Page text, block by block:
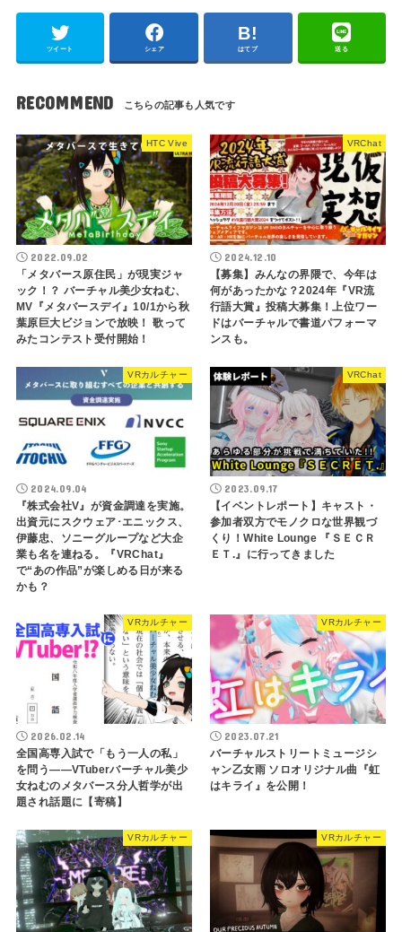
ツイート シェア はてブ 送る
RECOMMEND
HTC Vive
2022.09.02
「メタバース原住民」が現実ジャ
ック！？ バーチャル美少女ねむ、
MV『メタバースデイ』10/1から秋
葉原巨大ビジョンで放映！ 歌って
みたコンテスト受付開始！
VRChat
2024.12.10
【募集】みんなの界隈で、今年は
何があったかな？2024年『VR流
行語大賞』投稿大募集！上位ワー
ドはバーチャルで書道パフォーマ
ンスも。
VRカルチャー
2024.09.04
『株式会社V』が資金調達を実施。
出資元にスクウェア･エニックス、
伊藤忠、ソニーグループなど大企
業も名を連ねる。『VRChat』
で“あの作品”が楽しめる日が来る
かも？
VRChat
2023.09.17
【イベントレポート】キャスト・
参加者双方でモノクロな世界観づ
くり！White Lounge 『ＳＥＣＲ
ＥＴ.』に行ってきました
VRカルチャー
2026.02.14
全国高専入試で「もう一人の私」
を問う――VTuberバーチャル美少
女ねむのメタバース分人哲学が出
題され話題に【寄稿】
VRカルチャー
2023.07.21
バーチャルストリートミュージシ
ャン乙女雨 ソロオリジナル曲『虹
はキライ』を公開！
VRカルチャー VRカルチャー